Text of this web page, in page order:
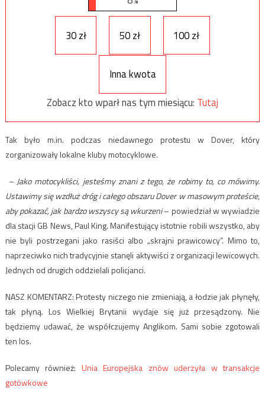
30 zł 50 zł 100 zł
Inna kwota
Zobacz kto wparł nas tym miesiącu: Tutaj
Tak było m.in. podczas niedawnego protestu w Dover, który
zorganizowały lokalne kluby motocyklowe.
– Jako motocykliści, jesteśmy znani z tego, że robimy to, co mówimy.
Ustawimy się wzdłuż dróg i całego obszaru Dover w masowym proteście,
aby pokazać, jak bardzo wszyscy są wkurzeni– powiedział w wywiadzie
dla stacji GB News, Paul King. Manifestujący istotnie robili wszystko, aby
nie byli postrzegani jako rasiści albo „skrajni prawicowcy”. Mimo to,
naprzeciwko nich tradycyjnie stanęli aktywiści z organizacji lewicowych.
Jednych od drugich oddzielali policjanci.
NASZ KOMENTARZ: Protesty niczego nie zmieniają, a łodzie jak płynęły,
tak płyną. Los Wielkiej Brytanii wydaje się już przesądzony. Nie
będziemy udawać, że współczujemy Anglikom. Sami sobie zgotowali
ten los.
Polecamy również: Unia Europejska znów uderzyła w transakcje
gotówkowe